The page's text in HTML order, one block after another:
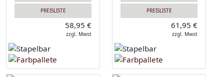
PREISLISTE
58,95 €
zzgl. Mwst
PREISLISTE
61,95 €
zzgl. Mwst